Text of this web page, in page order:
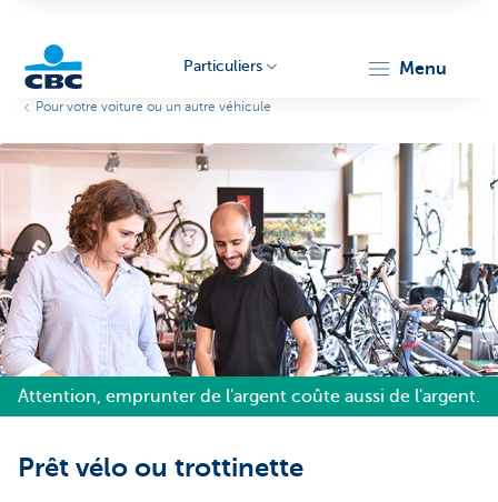
Particuliers menu
Pour votre voiture ou un autre véhicule
Attention, emprunter de l'argent coûte aussi de l'argent.
Prêt vélo ou trottinette